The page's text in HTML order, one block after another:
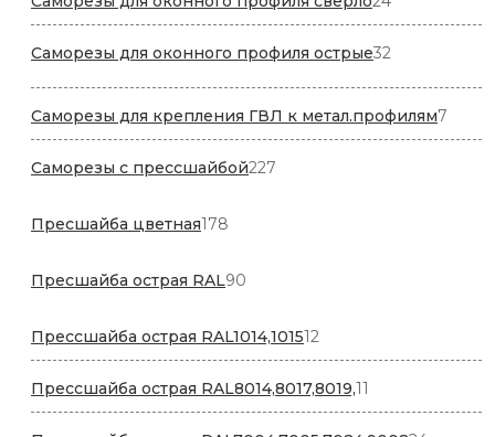
товара
Саморезы для оконного профиля острые32
Саморезы для крепления ГВЛ к метал.профилям7
Саморезы с прессшайбой227
Пресшайба цветная178
Пресшайба острая RAL90
Прессшайба острая RAL1014,101512
товаров
Прессшайба острая RAL8014,8017,8019,11
товаров